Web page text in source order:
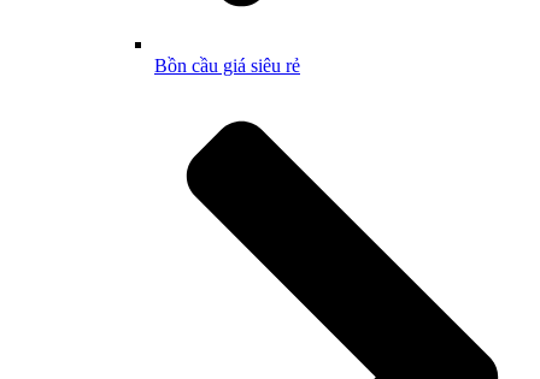
Bồn cầu giá siêu rẻ